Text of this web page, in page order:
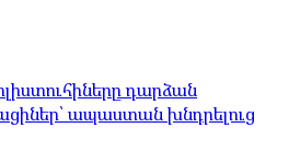
դարձան
ապաստան խնդրելուց